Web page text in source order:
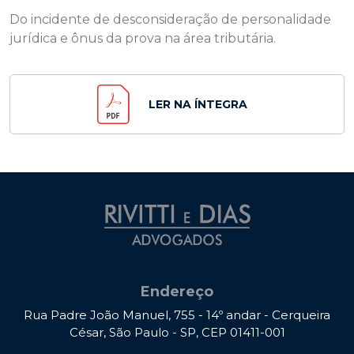
Do incidente de desconsideração de personalidade
jurídica e ônus da prova na área tributária.
LER NA ÍNTEGRA
Endereço
Rua Padre João Manuel, 755 - 14º andar - Cerqueira
César, São Paulo - SP, CEP 01411-001